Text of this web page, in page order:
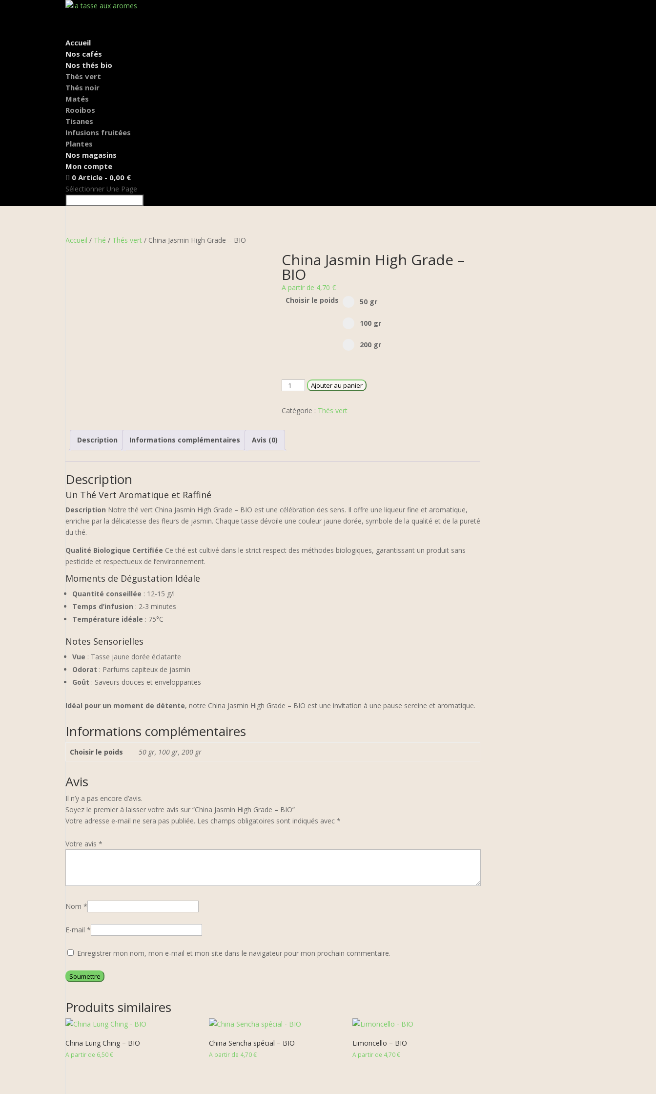
Accueil
Nos cafés
Nos thés bio
Thés vert
Thés noir
Matés
Rooibos
Tisanes
Infusions fruitées
Plantes
Nos magasins
Mon compte
0 Article
0,00 €
Sélectionner Une Page
Accueil / Thé / Thés vert / China Jasmin High Grade – BIO
China Jasmin High Grade –
BIO
A partir de 4,70 €
Choisir le poids
Select pa_poid-the
50 gr
50 gr option for pa_poid-the
100 gr
100 gr option for pa_poid-the
200 gr
200 gr option for pa_poid-the
quantité
China
Jasmin
High
-
BIO
Ajouter au panier
Catégorie : Thés vert
Description Informations complémentaires Avis (0)
Description
Un Thé Vert Aromatique et Raffiné
Description Notre thé vert China Jasmin High Grade – BIO est une célébration des sens. Il offre une liqueur fine et aromatique,
enrichie par la délicatesse des fleurs de jasmin. Chaque tasse dévoile une couleur jaune dorée, symbole de la qualité et de la pureté
du thé.
Qualité Biologique Certifiée Ce thé est cultivé dans le strict respect des méthodes biologiques, garantissant un produit sans
pesticide et respectueux de l’environnement.
Moments de Dégustation Idéale
Quantité conseillée : 12-15 g/l
Temps d’infusion : 2-3 minutes
Température idéale : 75°C
Notes Sensorielles
Vue : Tasse jaune dorée éclatante
Odorat : Parfums capiteux de jasmin
Goût : Saveurs douces et enveloppantes
Idéal pour un moment de détente, notre China Jasmin High Grade – BIO est une invitation à une pause sereine et aromatique.
Informations complémentaires
Choisir le poids 50 gr, 100 gr, 200 gr
Avis
Il n’y a pas encore d’avis.
Soyez le premier à laisser votre avis sur “China Jasmin High Grade – BIO”
Votre adresse e-mail ne sera pas publiée. Les champs obligatoires sont indiqués avec*
Votre avis*
Nom*
E-mail*
Enregistrer mon nom, mon e-mail et mon site dans le navigateur pour mon prochain commentaire.
Produits similaires
China Lung Ching – BIO
A partir de 6,50€
China Sencha spécial – BIO
A partir de 4,70€
Limoncello – BIO
A partir de 4,70€